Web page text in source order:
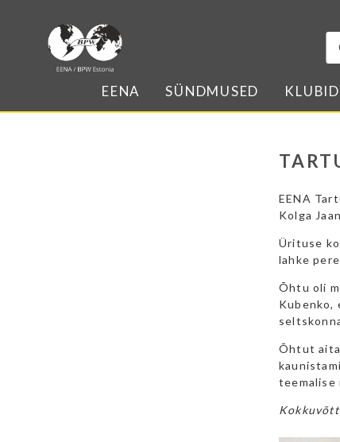
EENA SÜNDMUSED KLUBID
EENA
Kolga
Ürituse
lahke
Õhtu oli
Kubenko,
Õhtut
teemalise